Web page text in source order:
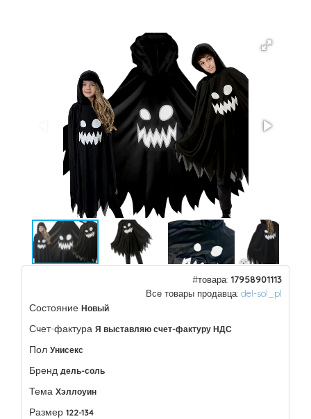
#товара: 17958901113
Все товары продавца: del-sol_pl
Состояние Новый
Счет-фактура Я выставляю счет-фактуру НДС
Пол Унисекс
Бренд дель-соль
Тема Хэллоуин
Размер 122-134